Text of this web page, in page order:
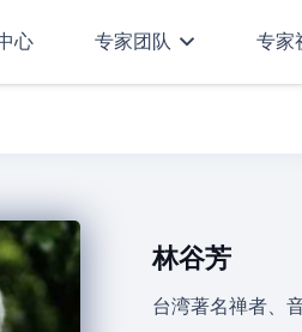
心 专家团队 专家
林谷芳
台湾著名禅者、